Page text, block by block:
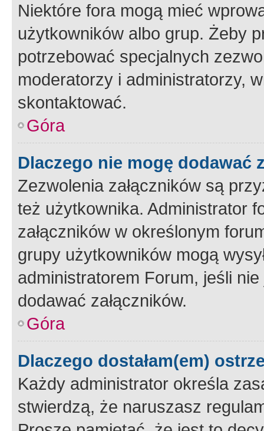
Niektóre fora mogą mieć
użytkowników albo grup. Żeby
potrzebować specjalnych
moderatorzy i administratorzy,
skontaktować.
Góra
Dlaczego nie mogę dodawać
Zezwolenia załączników są
też użytkownika. Administrator
załączników w określonym
grupy użytkowników mogą
administratorem Forum, jeśli
dodawać załączników.
Góra
Dlaczego dostałam(em)
Każdy administrator określa
stwierdzą, że naruszasz